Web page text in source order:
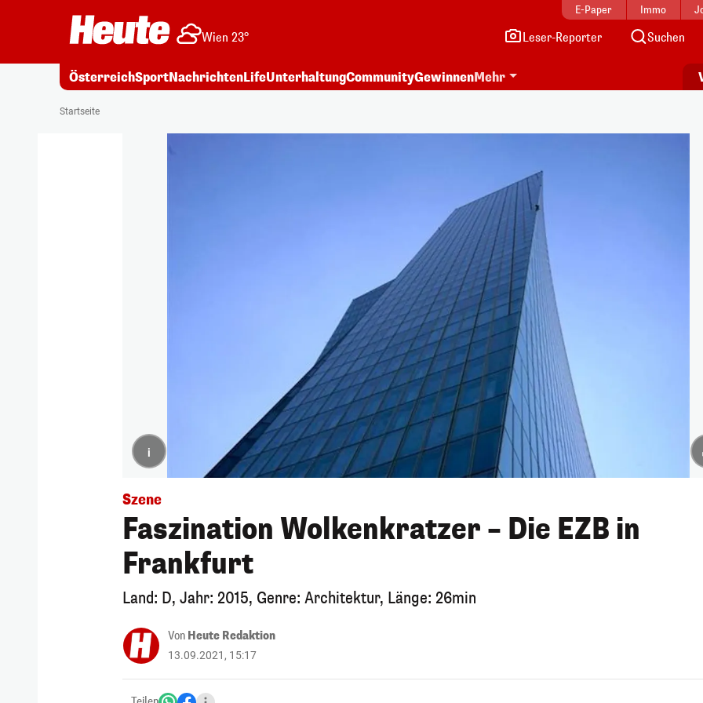
E-Paper Immo
Wien 23° Leser-Reporter Suchen
ÖsterreichSportNachrichtenLifeUnterhaltungCommunityGewinnenMehr
Startseite
i
Szene
Faszination Wolkenkratzer – Die EZB in
Frankfurt
Land: D, Jahr: 2015, Genre: Architektur, Länge: 26min
Von Heute Redaktion
13.09.2021, 15:17